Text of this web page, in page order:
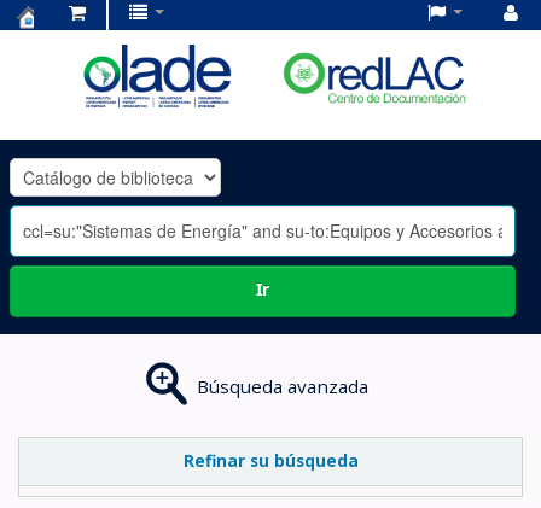
OLADE
-
Ir
Búsqueda avanzada
Refinar su búsqueda